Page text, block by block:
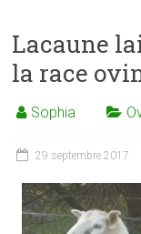
Lacaune
la race
Sophia
29 septembre 2017